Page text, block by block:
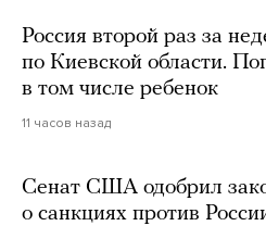
Россия второй раз за
по Киевской области.
в том числе ребенок
11 часов назад
Сенат США одобрил
о санкциях против